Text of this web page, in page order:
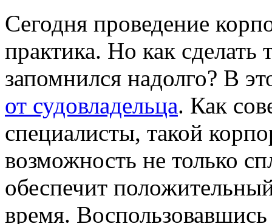
Сегодня проведение
практика. Но как сделать
запомнился надолго? В
от судовладельца. Как
специалисты, такой
возможность не только
обеспечит
время.